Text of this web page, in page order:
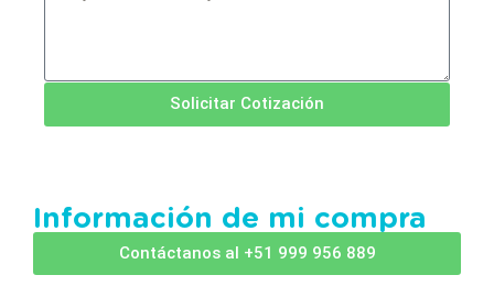
Solicitar Cotización
Información de mi compra
Contáctanos al +51 999 956 889